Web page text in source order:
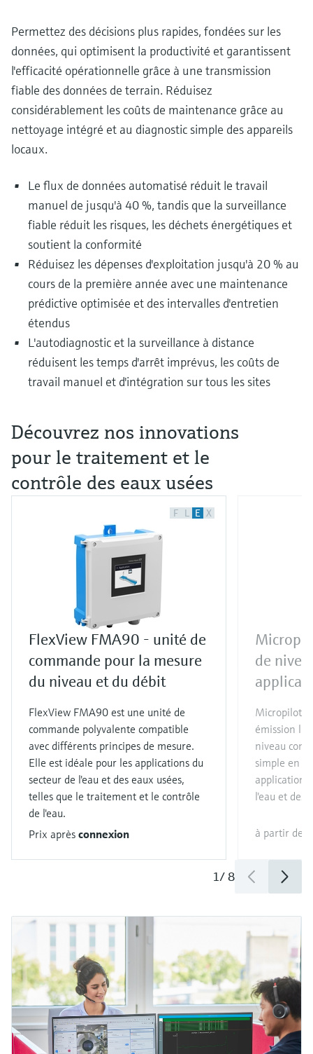
Permettez des décisions plus rapides, fondées sur les
données, qui optimisent la productivité et garantissent
l'efficacité opérationnelle grâce à une transmission
fiable des données de terrain. Réduisez
considérablement les coûts de maintenance grâce au
nettoyage intégré et au diagnostic simple des appareils
locaux.
Le flux de données automatisé réduit le travail
manuel de jusqu'à 40 %, tandis que la surveillance
fiable réduit les risques, les déchets énergétiques et
soutient la conformité
Réduisez les dépenses d'exploitation jusqu'à 20 % au
cours de la première année avec une maintenance
prédictive optimisée et des intervalles d'entretien
étendus
L'autodiagnostic et la surveillance à distance
réduisent les temps d'arrêt imprévus, les coûts de
travail manuel et d'intégration sur tous les sites
Découvrez nos innovations
pour le traitement et le
contrôle des eaux usées
F L E X
FlexView FMA90 - unité de
commande pour la mesure
du niveau et du débit
FlexView FMA90 est une unité de
commande polyvalente compatible
avec différents principes de mesure.
Elle est idéale pour les applications du
secteur de l'eau et des eaux usées,
telles que le traitement et le contrôle
de l'eau.
Prix après connexion
de
Micropilot
émission
niveau
simple en
applications
l'eau et des
à partir de
1/8